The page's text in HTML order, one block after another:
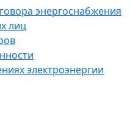
энергоснабжения
лиц
электроэнергии